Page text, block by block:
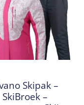
Skipak –
SkiBroek –